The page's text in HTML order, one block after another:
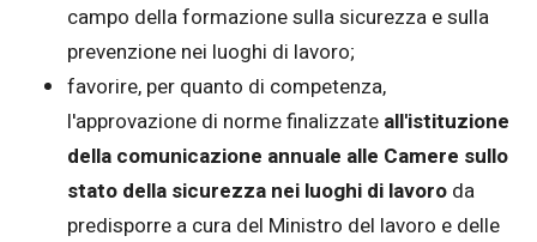
campo della formazione sulla sicurezza e sulla
prevenzione nei luoghi di lavoro;
favorire, per quanto di competenza,
l'approvazione di norme finalizzate all'istituzione
della comunicazione annuale alle Camere sullo
stato della sicurezza nei luoghi di lavoro da
predisporre a cura del Ministro del lavoro e delle